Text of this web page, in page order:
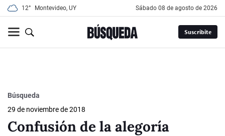
12° Montevideo, UY sábado 08 de agosto de 2026
Suscribite
Búsqueda
29 de noviembre de 2018
Confusión de la alegoría